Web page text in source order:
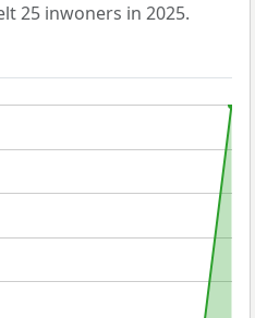
25 inwoners in 2025.